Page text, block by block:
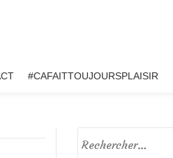
#CAFAITTOUJOURSPLAISIR